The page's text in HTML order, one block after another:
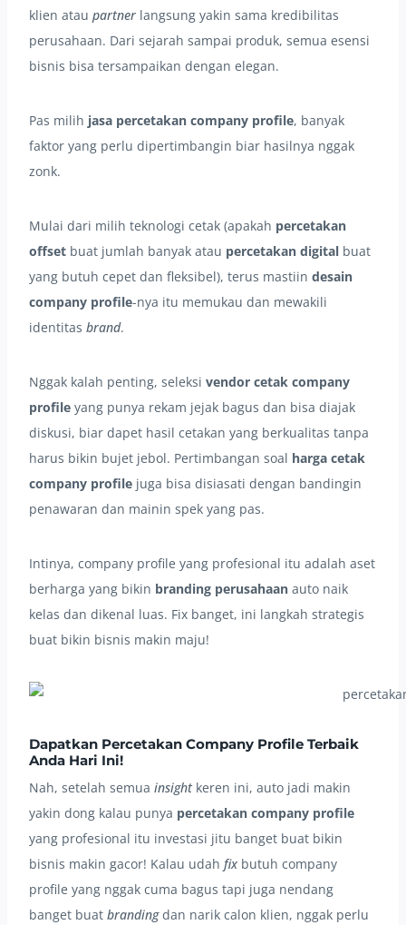
klien atau partner langsung yakin sama kredibilitas
perusahaan. Dari sejarah sampai produk, semua esensi
bisnis bisa tersampaikan dengan elegan.
Pas milih jasa percetakan company profile, banyak
faktor yang perlu dipertimbangin biar hasilnya nggak
zonk.
Mulai dari milih teknologi cetak (apakah percetakan
offset buat jumlah banyak atau percetakan digital buat
yang butuh cepet dan fleksibel), terus mastiin desain
company profile-nya itu memukau dan mewakili
identitas brand.
Nggak kalah penting, seleksi vendor cetak company
profile yang punya rekam jejak bagus dan bisa diajak
diskusi, biar dapet hasil cetakan yang berkualitas tanpa
harus bikin bujet jebol. Pertimbangan soal harga cetak
company profile juga bisa disiasati dengan bandingin
penawaran dan mainin spek yang pas.
Intinya, company profile yang profesional itu adalah aset
berharga yang bikin branding perusahaan auto naik
kelas dan dikenal luas. Fix banget, ini langkah strategis
buat bikin bisnis makin maju!
Dapatkan Percetakan Company Profile Terbaik
Anda Hari Ini!
Nah, setelah semua insightkeren ini, auto jadi makin
yakin dong kalau punya percetakan company profile
yang profesional itu investasi jitu banget buat bikin
bisnis makin gacor! Kalau udah fix butuh company
profile yang nggak cuma bagus tapi juga nendang
banget buat brandingdan narik calon klien, nggak perlu